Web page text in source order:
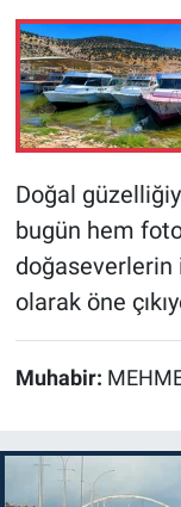
Doğal
bugün hem
olarak öne
Muhabir: